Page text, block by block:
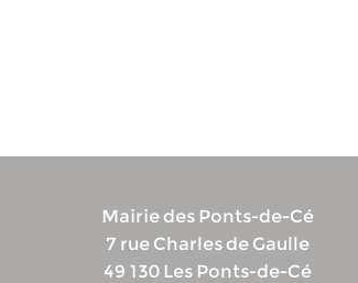
Mairie des Ponts-de-Cé
7 rue Charles de Gaulle
49 130 Les Ponts-de-Cé